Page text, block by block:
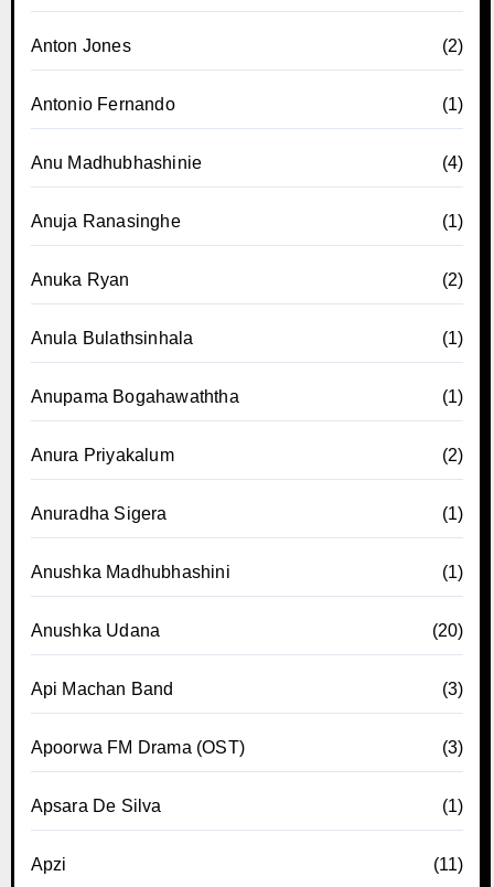
Anton Jones (2)
Antonio Fernando (1)
Anu Madhubhashinie (4)
Anuja Ranasinghe (1)
Anuka Ryan (2)
Anula Bulathsinhala (1)
Anupama Bogahawaththa (1)
Anura Priyakalum (2)
Anuradha Sigera (1)
Anushka Madhubhashini (1)
Anushka Udana (20)
Api Machan Band (3)
Apoorwa FM Drama (OST) (3)
Apsara De Silva (1)
Apzi (11)